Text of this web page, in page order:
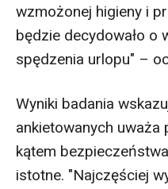
wzmożonej higieny i
będzie decydowało o
spędzenia urlopu" –
Wyniki badania
ankietowanych
kątem
istotne. "Najczęściej